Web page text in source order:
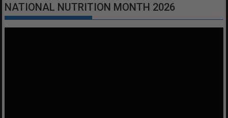
NATIONAL NUTRITION MONTH 2026